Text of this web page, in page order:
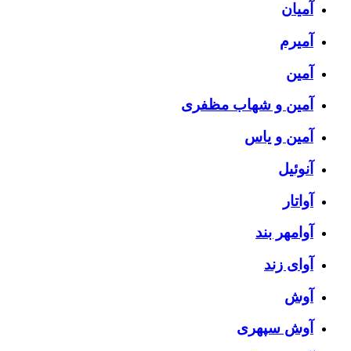
آمیان
آمیرم
آمین
آمین و شهاب مظفری
آمین و یاس
آنوئیل
آواتار
آوامهر بند
آوای زند
آوش
آوش سپهری